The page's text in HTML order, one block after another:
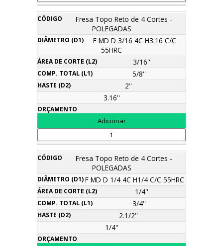
Fresa Topo Reto de 4 Cortes -
POLEGADAS
F MD D 3/16 4C H3.16 C/C
55HRC
3/16''
5/8''
2''
3.16''
Fresa Topo Reto de 4 Cortes -
POLEGADAS
F MD D 1/4 4C H1/4 C/C 55HRC
1/4''
3/4''
2.1/2''
1/4''